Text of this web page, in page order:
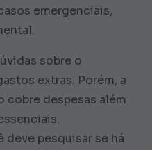
emergenciais,
sobre o
extras. Porém, a
cobre despesas além
pesquisar se há